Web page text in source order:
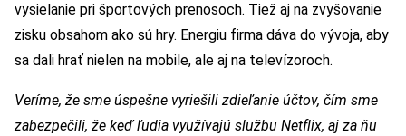
vysielanie pri športových prenosoch. Tiež aj na zvyšovanie
zisku obsahom ako sú hry. Energiu firma dáva do vývoja, aby
sa dali hrať nielen na mobile, ale aj na televízoroch.
Veríme, že sme úspešne vyriešili zdieľanie účtov, čím sme
zabezpečili, že keď ľudia využívajú službu Netflix, aj za ňu